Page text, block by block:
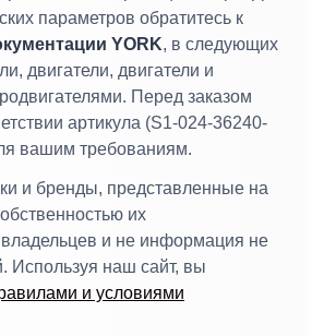
параметров обратитесь к
YORK, в следующих
двигатели, двигатели и
Перед заказом
артикула (S1-024-36240-
вашим требованиям.
и бренды, представленные на
их
и не информация не
Используя наш сайт, вы
и условиями